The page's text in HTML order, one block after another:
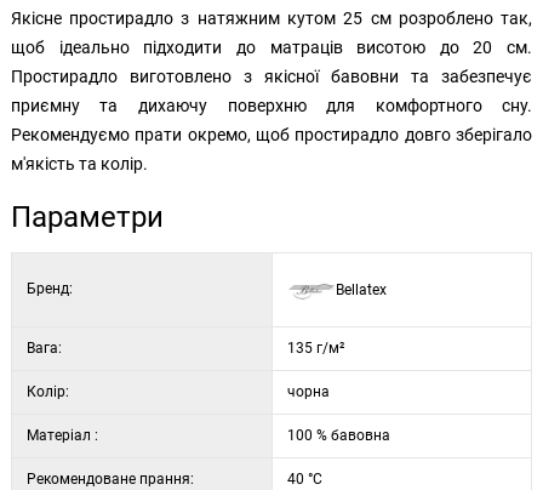
Якісне простирадло з натяжним кутом 25 см розроблено так,
щоб ідеально підходити до матраців висотою до 20 см.
Простирадло виготовлено з якісної бавовни та забезпечує
приємну та дихаючу поверхню для комфортного сну.
Рекомендуємо прати окремо, щоб простирадло довго зберігало
м'якість та колір.
Параметри
Бренд: Bellatex
Вага: 135 г/м²
Колір: чорна
Матеріал : 100 % бавовна
Рекомендоване прання: 40 °C